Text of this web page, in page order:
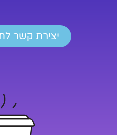
יצירת קשר